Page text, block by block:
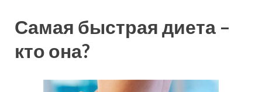
Самая быстрая диета –
кто она?